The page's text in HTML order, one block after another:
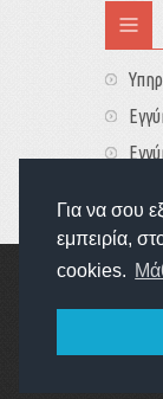
Για να σου
εμπειρία,
cookies.